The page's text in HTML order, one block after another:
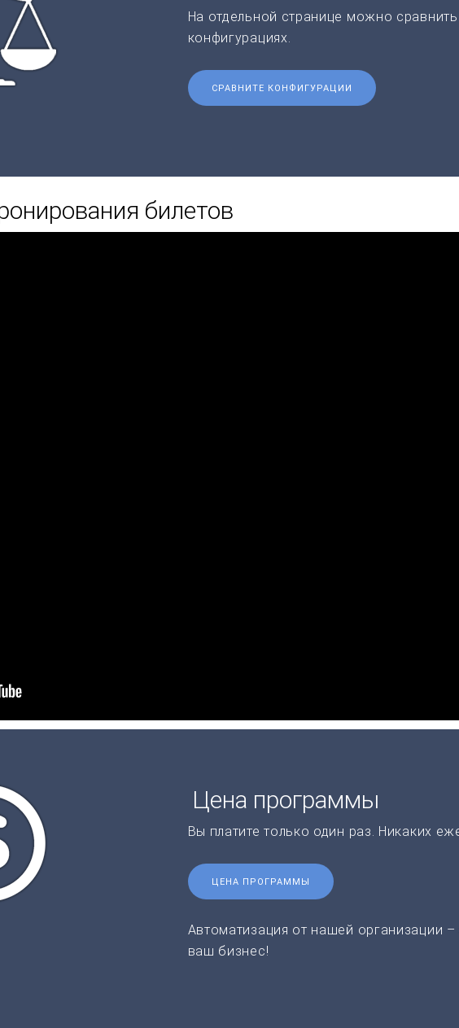
На отдельной странице можно
конфигурациях.
СРАВНИТЕ КОНФИГУРАЦИИ
билетов
Цена программы
Вы платите только один раз. Никаких
ЦЕНА ПРОГРАММЫ
Автоматизация от нашей организации
ваш бизнес!